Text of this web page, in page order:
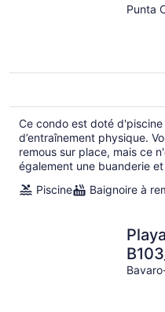
Punta
Ce condo est doté
d’entraînement physique.
remous sur place, mais ce
également une buanderie
Piscine
Baignoire à